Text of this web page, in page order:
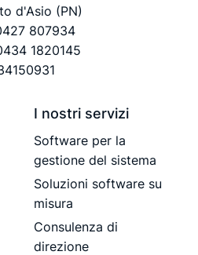
d'Asio (PN)
807934
1820145
I nostri servizi
Software per la
gestione del sistema
Soluzioni software su
misura
Consulenza di
direzione